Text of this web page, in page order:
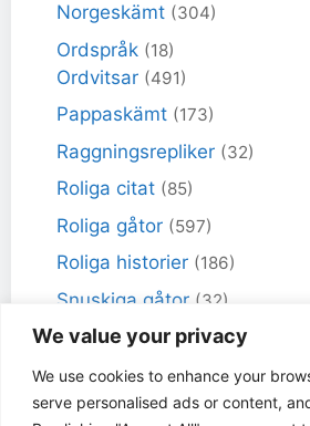
We value your privacy
We use cookies to enhance your
serve personalised ads or content,
Norgeskämt (304)
Ordspråk (18)
Ordvitsar (491)
Pappaskämt (173)
Raggningsrepliker (32)
Roliga citat (85)
Roliga gåtor (597)
Roliga historier (186)
Snuskiga gåtor (32)
Snuskiga skämt(98)
Sportskämt (18)
Torra skämt (461)